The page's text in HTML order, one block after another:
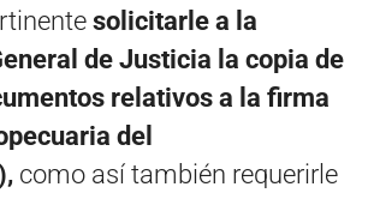
solicitarle a la
de Justicia la copia de
relativos a la firma
del
como así también requerirle